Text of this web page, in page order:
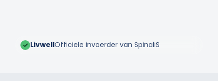
LivwellOfficiële invoerder van SpinaliS